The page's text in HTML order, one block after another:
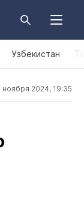
Узбекистан
ноября 2024, 19:35